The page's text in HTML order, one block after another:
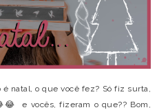
natal, o que você fez? Só fiz surta,
e vocês, fizeram o que?? Bom,